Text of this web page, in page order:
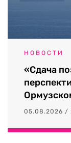
НОВОСТИ
«Сдача
05.08.2026 /